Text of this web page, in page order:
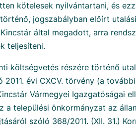
kötelesek nyilvántartani, és
jogszabályban előírt utalási
által megadott, arra
teljesíteni.
költségvetés részére történő
évi CXCV. törvény (a
Vármegyei Igazgatóságai
a települési önkormányzat az
szóló 368/2011. (XII. 31.)